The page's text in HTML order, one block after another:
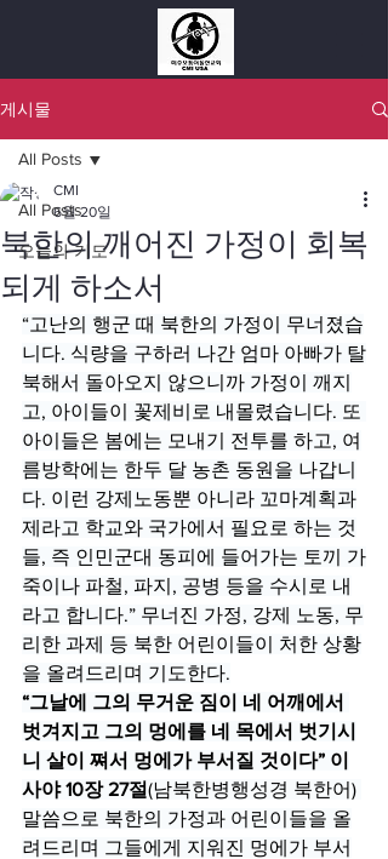
게시물
All Posts
오늘의 기도
All Posts
북한의 깨어진 가정이 회복
되게 하소서
CMI
6월 20일
“고난의 행군 때 북한의 가정이 무너졌습
니다. 식량을 구하러 나간 엄마 아빠가 탈
북해서 돌아오지 않으니까 가정이 깨지
고, 아이들이 꽃제비로 내몰렸습니다. 또
아이들은 봄에는 모내기 전투를 하고, 여
름방학에는 한두 달 농촌 동원을 나갑니
다. 이런 강제노동뿐 아니라 꼬마계획과
제라고 학교와 국가에서 필요로 하는 것
들, 즉 인민군대 동피에 들어가는 토끼 가
죽이나 파철, 파지, 공병 등을 수시로 내
라고 합니다.” 무너진 가정, 강제 노동, 무
리한 과제 등 북한 어린이들이 처한 상황
을 올려드리며 기도한다.
“그날에 그의 무거운 짐이 네 어깨에서
벗겨지고 그의 멍에를 네 목에서 벗기시
니 살이 쪄서 멍에가 부서질 것이다” 이
사야 10장 27절(남북한병행성경 북한어)
말씀으로 북한의 가정과 어린이들을 올
려드리며 그들에게 지워진 멍에가 부서